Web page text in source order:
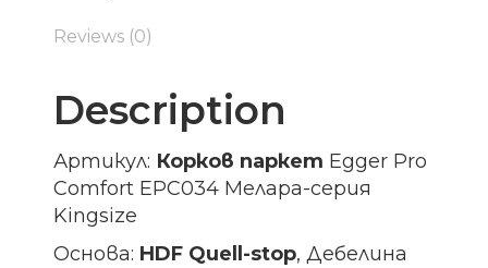
Reviews (0)
Description
Артикул: Корков паркет Egger Pro
Comfort EPC034 Мелара-серия
Kingsize
Основа: HDF Quell-stop, Дебелина